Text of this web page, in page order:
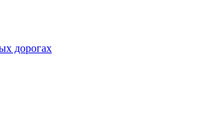
дорогах